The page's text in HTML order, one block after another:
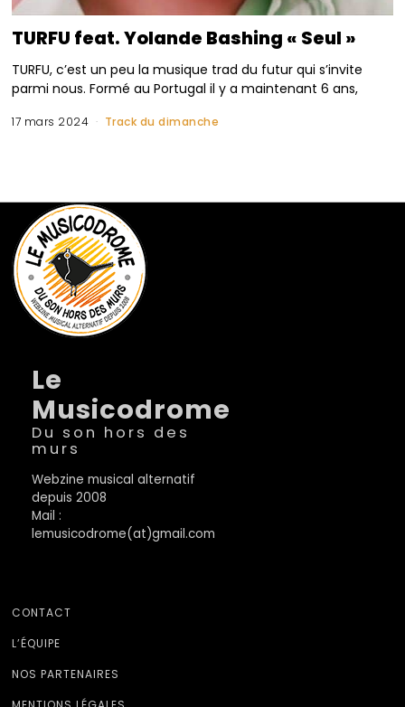
TURFU feat. Yolande Bashing « Seul »
TURFU, c’est un peu la musique trad du futur qui s’invite
parmi nous. Formé au Portugal il y a maintenant 6 ans,
17 mars 2024 Track du dimanche
Le
Musicodrome
Du son hors des
murs
Webzine musical alternatif
depuis 2008
Mail :
lemusicodrome(at)gmail.com
CONTACT
L’ÉQUIPE
NOS PARTENAIRES